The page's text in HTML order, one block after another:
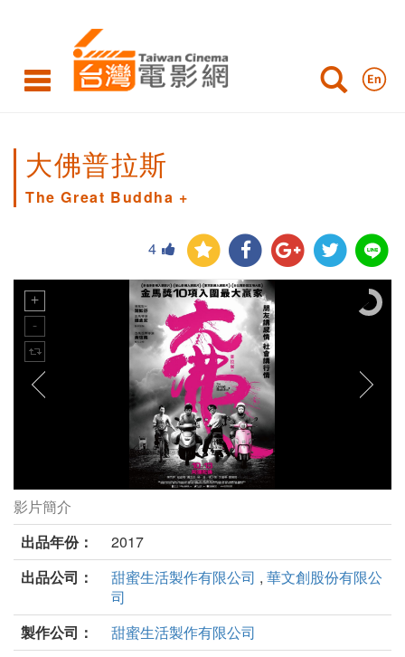
大佛普拉斯
The Great Buddha +
4
大佛普拉斯劇照
影片簡介
出品年份：
2017
出品公司：
甜蜜生活製作有限公司 , 華文創股份有限公
司
製作公司：
甜蜜生活製作有限公司